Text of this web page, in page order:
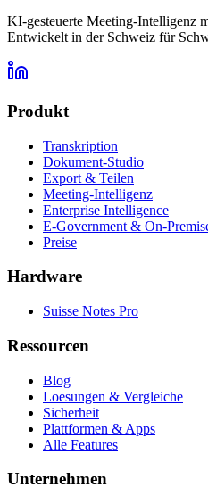
KI-gesteuerte Meeting-Intelligenz
Entwickelt in der Schweiz für
Produkt
Transkription
Dokument-Studio
Export & Teilen
Meeting-Intelligenz
Enterprise Intelligence
E-Government & On-
Preise
Hardware
Suisse Notes Pro
Ressourcen
Blog
Loesungen & Vergleiche
Sicherheit
Plattformen & Apps
Alle Features
Unternehmen